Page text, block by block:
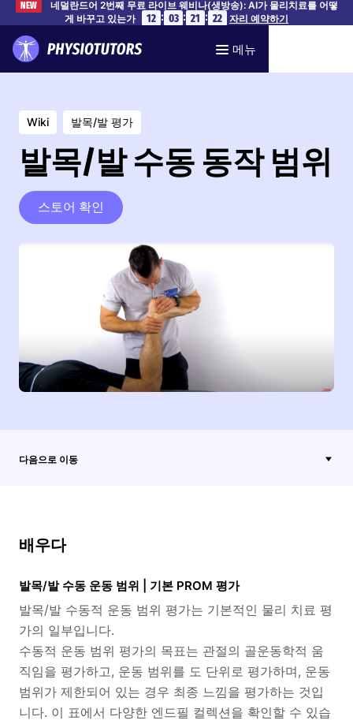
NEW
네덜란드어 2번째 무료 라이브 웨비나(생방송): AI가 물리치료를 어떻
게 바꾸고 있는가
12 : 03 : 21 : 21 자리 예약하기
메뉴
Wiki 발목/발 평가
발목/발 수동 동작 범위
스토어 확인
다음으로 이동
배우다
발목/발 수동 운동 범위 | 기본 PROM 평가
발목/발 수동적 운동 범위 평가는 기본적인 물리 치료 평
가의 일부입니다.
수동적 운동 범위 평가의 목표는 관절의 골운동학적 움
직임을 평가하고, 운동 범위를 도 단위로 평가하며, 운동
범위가 제한되어 있는 경우 최종 느낌을 평가하는 것입
니다. 이 표에서 다양한 엔드필 컬렉션을 확인할 수 있습